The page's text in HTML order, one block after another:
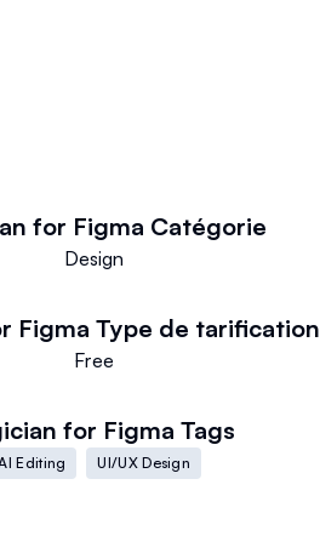
for Figma Catégorie
Design
Figma Type de tarification
Free
for Figma Tags
Editing UI/UX Design